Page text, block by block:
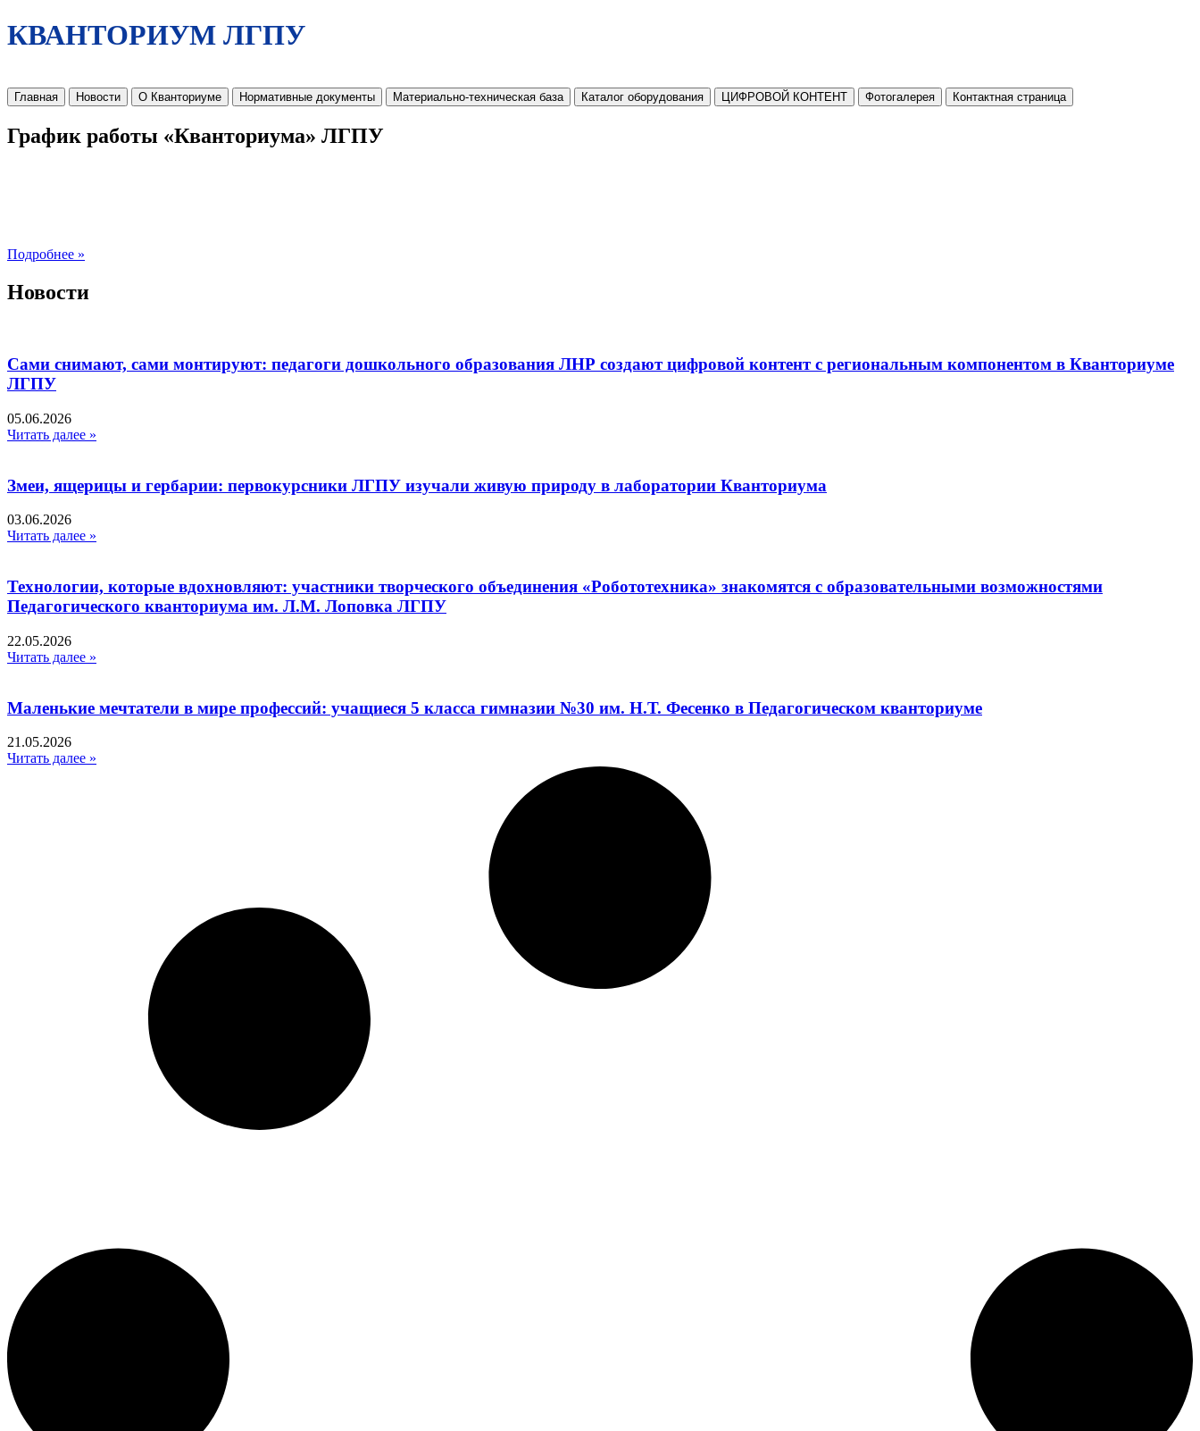
КВАНТОРИУМ ЛГПУ
Главная Новости О Кванториуме Нормативные документы Материально-техническая база Каталог оборудования ЦИФРОВОЙ КОНТЕНТ Фотогалерея Контактная страница
График работы «Кванториума» ЛГПУ
Подробнее »
Новости
Сами снимают, сами монтируют: педагоги дошкольного образования ЛНР создают цифровой контент с региональным компонентом в Кванториуме
ЛГПУ​
05.06.2026
Читать далее »
Змеи, ящерицы и гербарии: первокурсники ЛГПУ изучали живую природу в лаборатории Кванториума
03.06.2026
Читать далее »
Технологии, которые вдохновляют: участники творческого объединения «Робототехника» знакомятся с образовательными возможностями
Педагогического кванториума им. Л.М. Лоповка ЛГПУ
22.05.2026
Читать далее »
Маленькие мечтатели в мире профессий: учащиеся 5 класса гимназии №30 им. Н.Т. Фесенко в Педагогическом кванториуме
21.05.2026
Читать далее »